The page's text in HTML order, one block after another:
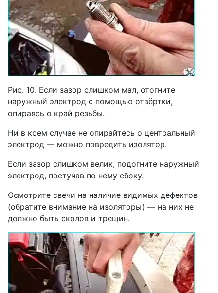
Рис. 10. Если зазор слишком мал, отогните
наружный электрод с помощью отвёртки,
опираясь о край резьбы.
Ни в коем случае не опирайтесь о центральный
электрод — можно повредить изолятор.
Если зазор слишком велик, подогните наружный
электрод, постучав по нему сбоку.
Осмотрите свечи на наличие видимых дефектов
(обратите внимание на изоляторы) — на них не
должно быть сколов и трещин.